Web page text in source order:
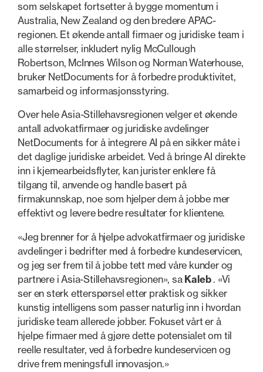
som selskapet fortsetter å bygge momentum i
Australia, New Zealand og den bredere APAC-
regionen. Et økende antall firmaer og juridiske team i
alle størrelser, inkludert nylig McCullough
Robertson, McInnes Wilson og Norman Waterhouse,
bruker NetDocuments for å forbedre produktivitet,
samarbeid og informasjonsstyring.
Over hele Asia-Stillehavsregionen velger et økende
antall advokatfirmaer og juridiske avdelinger
NetDocuments for å integrere AI på en sikker måte i
det daglige juridiske arbeidet. Ved å bringe AI direkte
inn i kjernearbeidsflyter, kan jurister enklere få
tilgang til, anvende og handle basert på
firmakunnskap, noe som hjelper dem å jobbe mer
effektivt og levere bedre resultater for klientene.
«Jeg brenner for å hjelpe advokatfirmaer og juridiske
avdelinger i bedrifter med å forbedre kundeservicen,
og jeg ser frem til å jobbe tett med våre kunder og
partnere i Asia-Stillehavsregionen», sa Kaleb. «Vi
ser en sterk etterspørsel etter praktisk og sikker
kunstig intelligens som passer naturlig inn i hvordan
juridiske team allerede jobber. Fokuset vårt er å
hjelpe firmaer med å gjøre dette potensialet om til
reelle resultater, ved å forbedre kundeservicen og
drive frem meningsfull innovasjon.»